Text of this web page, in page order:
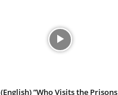
(English) ”Who Visits the Prisons